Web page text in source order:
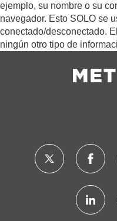
ejemplo, su nombre o su
navegador. Esto SOLO se
conectado/desconectado.
ningún otro tipo de